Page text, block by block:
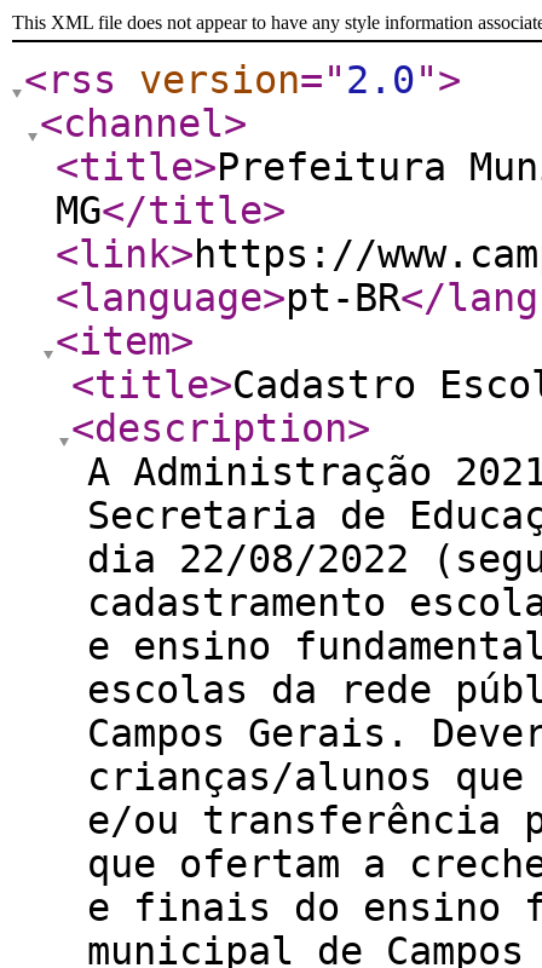
This XML file does not appear to have any style information
<rss version="2.0">
<channel>
<title>Prefeitura
MG</title>
<link>https://
<language>pt-BR</
<item>
<title>Cadastro
<description>
A Administração
Secretaria de
dia 22/08/2022
cadastramento
e ensino
escolas da rede
Campos Gerais.
crianças/alunos que
e/ou transferência
que ofertam a
e finais do ensino
municipal de